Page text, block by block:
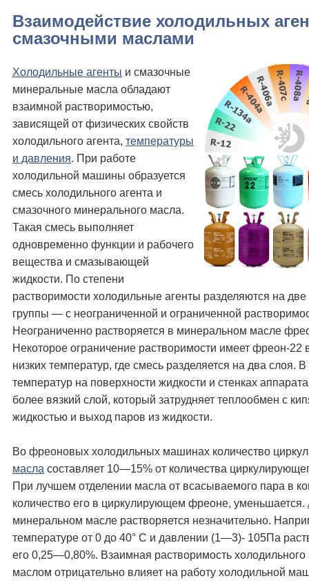
Взаимодействие холодильных
смазочными маслами
Холодильные агенты и смазочные
минеральные масла обладают
взаимной растворимостью,
зависящей от физических свойств
холодильного агента, температуры
и давления. При работе
холодильной машины образуется
смесь холодильного агента и
смазочного минерального масла.
Такая смесь выполняет
одновременно функции и рабочего
вещества и смазывающей
жидкости. По степени
растворимости холодильные агенты разделяются на
группы — с неограниченной и ограниченной
Неограниченно растворяется в минеральном масле
Некоторое ограничение растворимости имеет фреон-22
низких температур, где смесь разделяется на два слоя. В
температур на поверхности жидкости и стенках
более вязкий слой, который затрудняет теплообмен с
жидкостью и выход паров из жидкости.
Во фреоновых холодильных машинах количество
масла составляет 10—15% от количества
При лучшем отделении масла от всасываемого пара в
количество его в циркулирующем фреоне, уменьшается.
минеральном масле растворяется незначительно.
температуре от 0 до 40° С и давлении (1—3)- 105Па
его 0,25—0,80%. Взаимная растворимость холодильного
маслом отрицательно влияет на работу холодильной